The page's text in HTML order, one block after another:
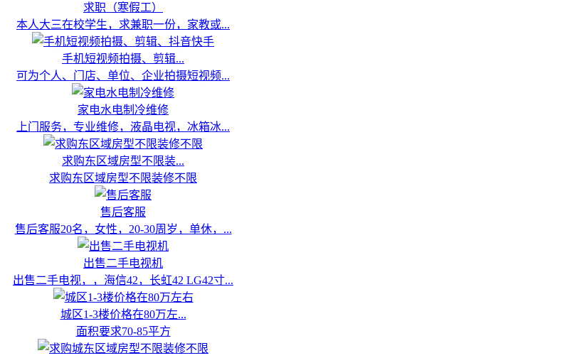
求职（寒假工）
本人大三在校学生，求兼职一份，家教或...
手机短视频拍摄、剪辑...
可为个人、门店、单位、企业拍摄短视频...
家电水电制冷维修
上门服务，专业维修，液晶电视，冰箱冰...
求购东区域房型不限装...
求购东区域房型不限装修不限
售后客服
售后客服20名，女性，20-30周岁，单休，...
出售二手电视机
出售二手电视，，海信42，长虹42 LG42寸...
城区1-3楼价格在80万左...
面积要求70-85平方